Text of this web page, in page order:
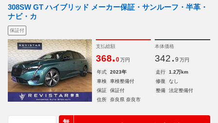
308SW GT ハイブリッド メーカー保証・サンルーフ・半革・
ナビ・カ
保証付
支払総額
368.0 万円
本体価格
342. 9 万円
年式 2023年 走行
1.2万km
車検
車検整備付 修復
なし
保証
保証付 整備
法定整備付
住所
奈良県 奈良市